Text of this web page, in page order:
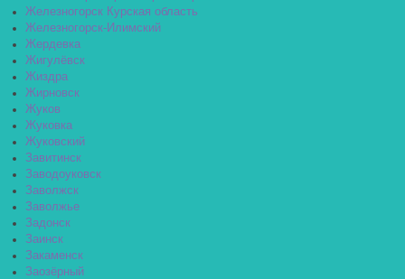
Железногорск Курская область
Железногорск-Илимский
Жердевка
Жигулёвск
Жиздра
Жирновск
Жуков
Жуковка
Жуковский
Завитинск
Заводоуковск
Заволжск
Заволжье
Задонск
Заинск
Закаменск
Заозёрный